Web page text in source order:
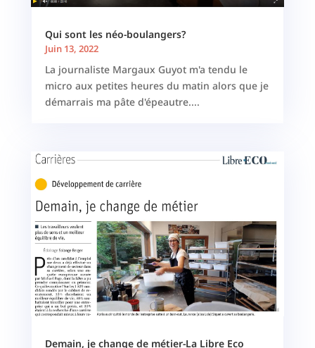
Qui sont les néo-boulangers?
Juin 13, 2022
La journaliste Margaux Guyot m'a tendu le
micro aux petites heures du matin alors que je
démarrais ma pâte d'épeautre....
Demain, je change de métier-La Libre Eco